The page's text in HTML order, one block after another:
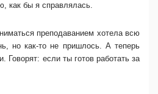
как бы я справлялась.
преподаванием хотела всю
но как-то не пришлось. А теперь
Говорят: если ты готов работать за